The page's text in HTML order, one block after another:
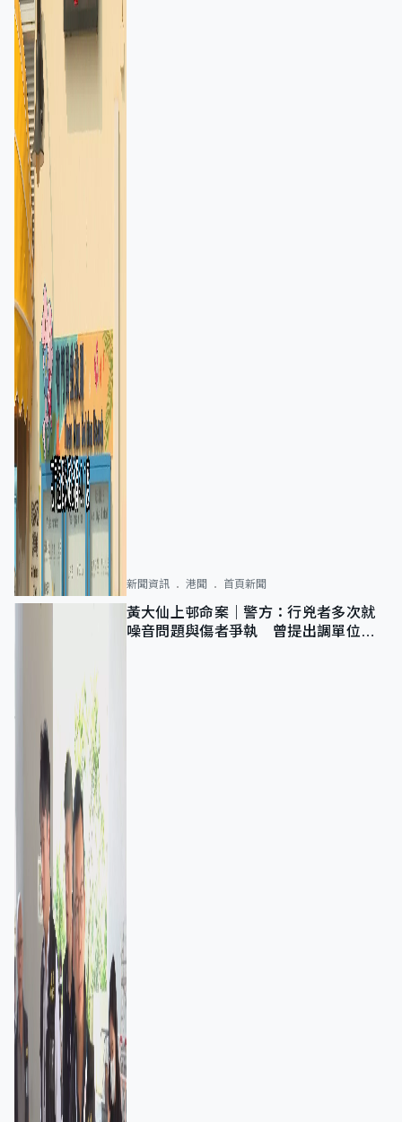
新聞資訊 港聞 首頁新聞
黃大仙上邨命案｜警方：行兇者多次就
噪音問題與傷者爭執 曾提出調單位已